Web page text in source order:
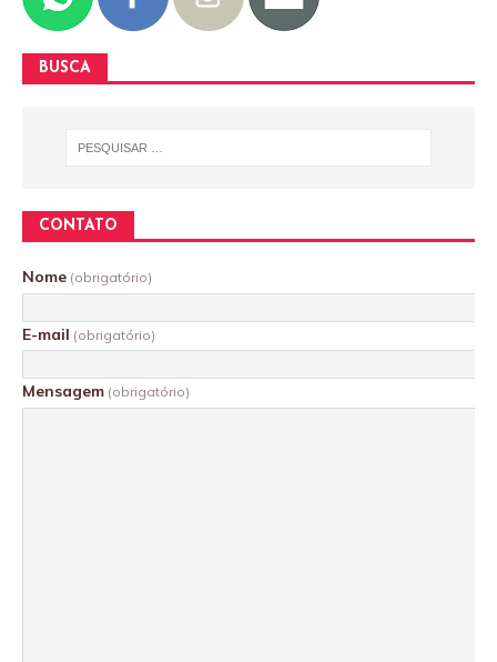
BUSCA
CONTATO
Nome (obrigatório)
E-mail (obrigatório)
Mensagem (obrigatório)